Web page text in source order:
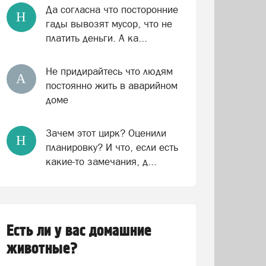
Н
Да согласна что посторонние
гады вывозят мусор, что не
платить деньги. А ка...
А
Не придирайтесь что людям
постоянно жить в аварийном
доме
Н
Зачем этот цирк? Оценили
планировку? И что, если есть
какие-то замечания, д...
Есть ли у вас домашние
животные?